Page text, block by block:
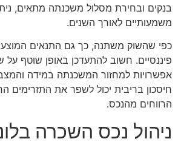
בנקים ובחירת מסלול משכנתה מתאים,
משמעותיים לאורך השנים.
כפי שהשוק משתנה, כך גם התנאים
פיננסיים. חשוב להתעדכן באופן שוטף על
אפשרויות למחזור המשכנתה במידה
חיסכון בריבית יכול לשפר את התזרימים
הרווחים מהנכס.
ניהול נכס השכרה